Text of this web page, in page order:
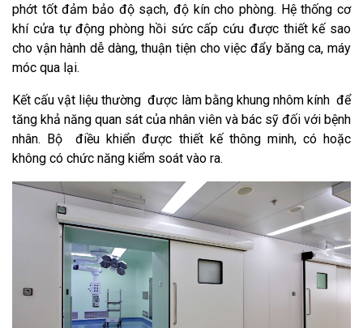
phớt tốt đảm bảo độ sạch, độ kín cho phòng. Hệ thống cơ
khí cửa tự động phòng hồi sức cấp cứu được thiết kế sao
cho vận hành dễ dàng, thuận tiện cho việc đẩy băng ca, máy
móc qua lại.
Kết cấu vật liệu thường được làm bằng khung nhôm kính để
tăng khả năng quan sát của nhân viên và bác sỹ đối với bệnh
nhân. Bộ điều khiển được thiết kế thông minh, có hoặc
không có chức năng kiểm soát vào ra.